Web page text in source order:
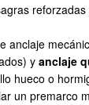
anclaje
yanclaje
hueco o
un premarco